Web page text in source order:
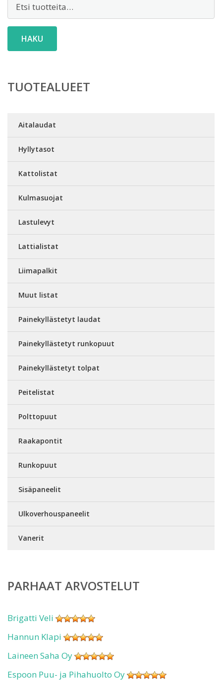
HAKU
TUOTEALUEET
Aitalaudat
Hyllytasot
Kattolistat
Kulmasuojat
Lastulevyt
Lattialistat
Liimapalkit
Muut listat
Painekyllästetyt laudat
Painekyllästetyt runkopuut
Painekyllästetyt tolpat
Peitelistat
Polttopuut
Raakapontit
Runkopuut
Sisäpaneelit
Ulkoverhouspaneelit
Vanerit
PARHAAT ARVOSTELUT
Brigatti Veli
Hannun Klapi
Laineen Saha Oy
Espoon Puu- ja Pihahuolto Oy